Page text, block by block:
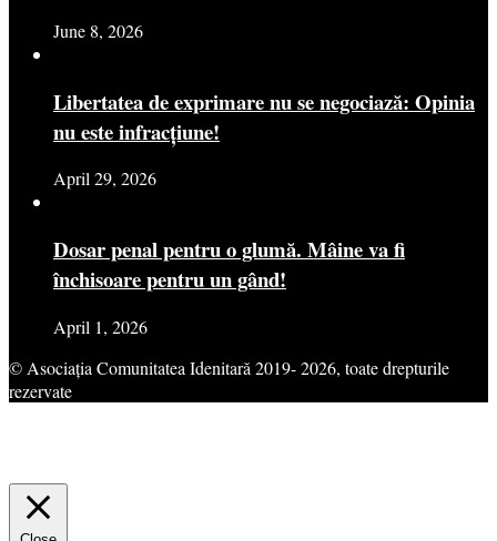
June 8, 2026
Libertatea de exprimare nu se negociază: Opinia
nu este infracțiune!
April 29, 2026
Dosar penal pentru o glumă. Mâine va fi
închisoare pentru un gând!
April 1, 2026
© Asociația Comunitatea Idenitară 2019- 2026, toate drepturile
rezervate